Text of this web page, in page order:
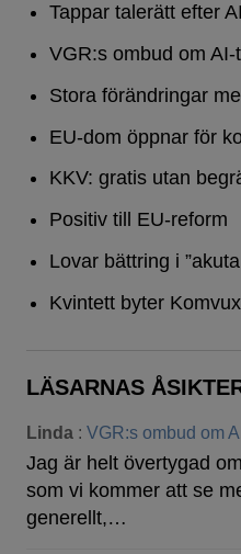
Tappar talerätt efter
VGR:s ombud om AI-
Stora förändringar
EU-dom öppnar för
KKV: gratis utan
Positiv till EU-reform
Lovar bättring i
Kvintett byter
LÄSARNAS
Linda : VGR:s ombud om
Jag är helt övertygad
som vi kommer att se
generellt,…